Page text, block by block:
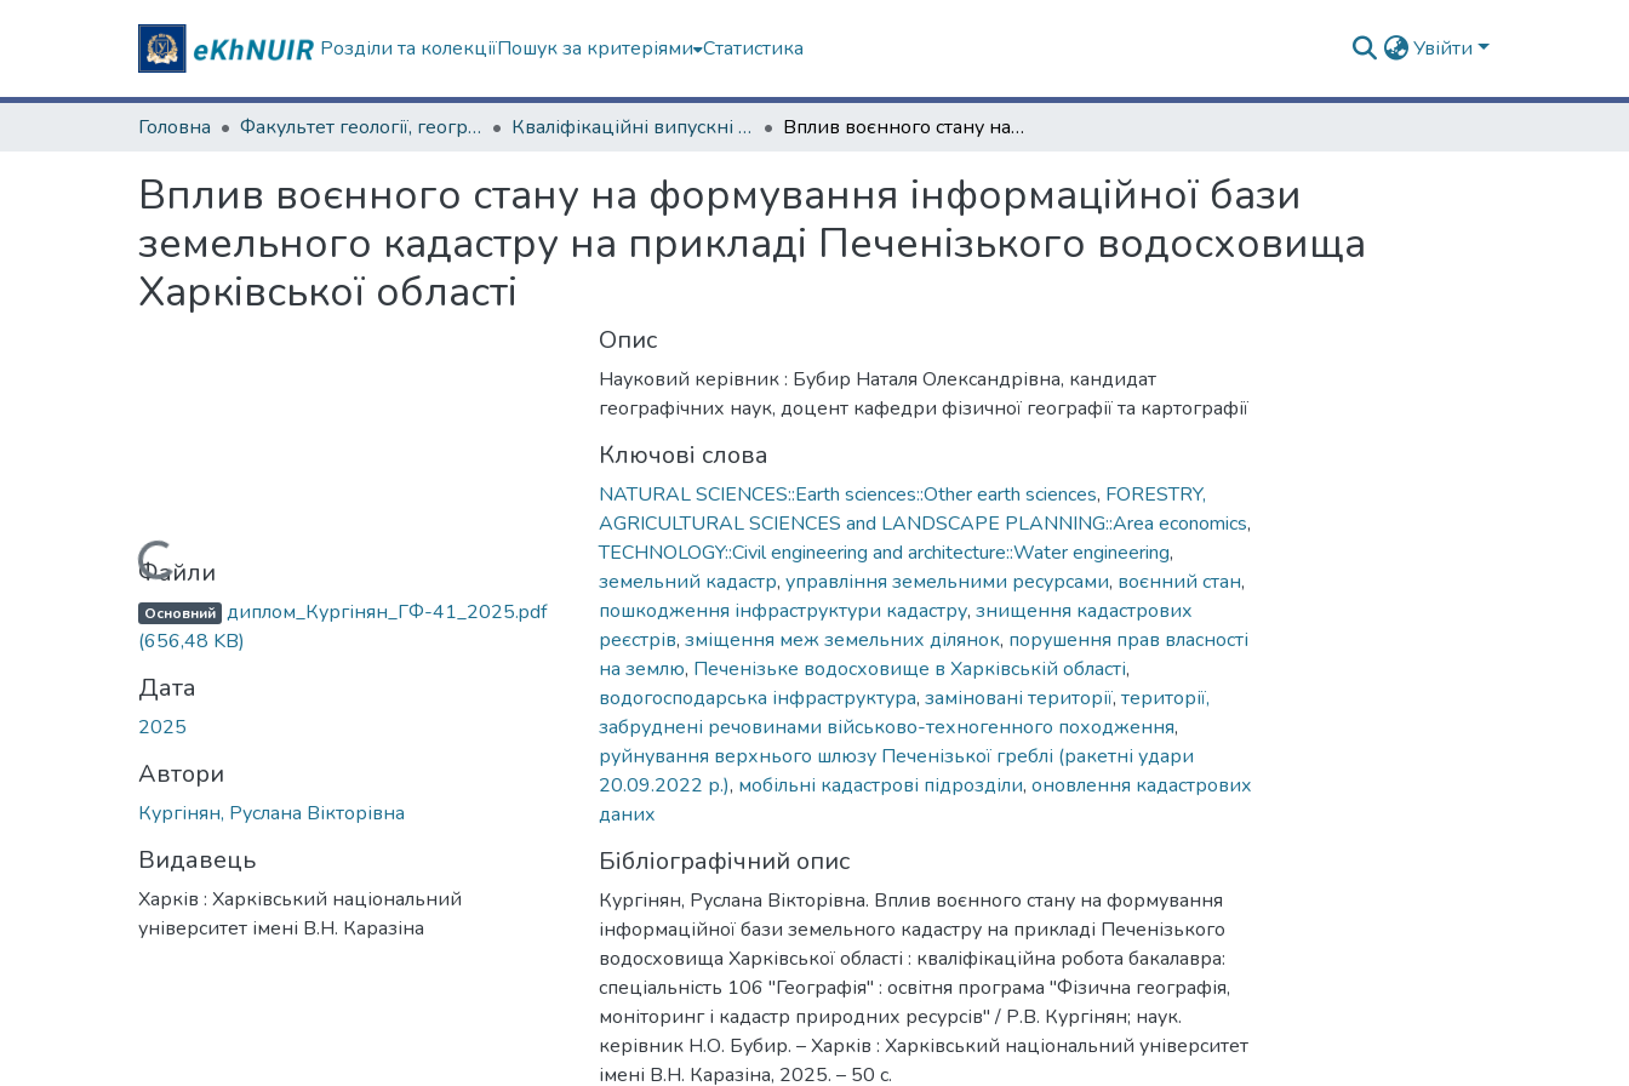
Розділи та колекціїПошук за критеріями Статистика Увійти
Головна Факультет геології, географіії, рекреації і туризму Кваліфікаційні випускні роботи бакалаврів. Факультет геології, географіії, рекреації і туризму Вплив воєнного стану на формування інформаційної бази земельного кадастру на прикладі Печенізького водосховища Харківської області
Вплив воєнного стану на формування інформаційної бази
земельного кадастру на прикладі Печенізького водосховища
Харківської області
Вантажиться...
Файли
Основний диплом_Кургінян_ГФ-41_2025.pdf
(656,48 KB)
Дата
2025
Автори
Кургінян, Руслана Вікторівна
Видавець
Харків : Харківський національний
університет імені В.Н. Каразіна
Опис
Науковий керівник : Бубир Наталя Олександрівна, кандидат
географічних наук, доцент кафедри фізичної географії та картографії
Ключові слова
NATURAL SCIENCES::Earth sciences::Other earth sciences, FORESTRY,
AGRICULTURAL SCIENCES and LANDSCAPE PLANNING::Area economics,
TECHNOLOGY::Civil engineering and architecture::Water engineering,
земельний кадастр, управління земельними ресурсами, воєнний стан,
пошкодження інфраструктури кадастру, знищення кадастрових
реєстрів, зміщення меж земельних ділянок, порушення прав власності
на землю, Печенізьке водосховище в Харківській області,
водогосподарська інфраструктура, заміновані території, території,
забруднені речовинами військово-техногенного походження,
руйнування верхнього шлюзу Печенізької греблі (ракетні удари
20.09.2022 р.), мобільні кадастрові підрозділи, оновлення кадастрових
даних
Бібліографічний опис
Кургінян, Руслана Вікторівна. Вплив воєнного стану на формування
інформаційної бази земельного кадастру на прикладі Печенізького
водосховища Харківської області : кваліфікаційна робота бакалавра:
спеціальність 106 "Географія" : освітня програма "Фізична географія,
моніторинг і кадастр природних ресурсів" / Р.В. Кургінян; наук.
керівник Н.О. Бубир. – Харків : Харківський національний університет
імені В.Н. Каразіна, 2025. – 50 с.